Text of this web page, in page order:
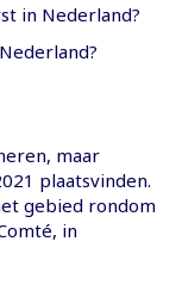
maar
plaatsvinden.
gebied rondom
in